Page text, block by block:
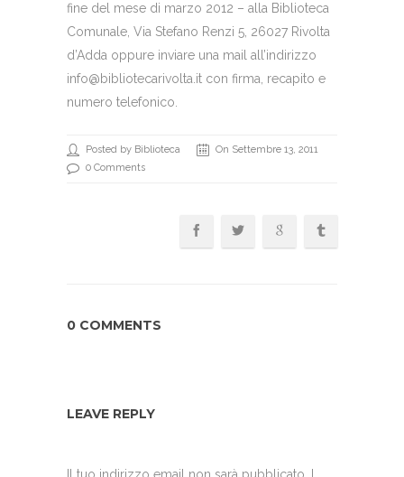
fine del mese di marzo 2012 – alla Biblioteca
Comunale, Via Stefano Renzi 5, 26027 Rivolta
d’Adda oppure inviare una mail all’indirizzo
info@bibliotecarivolta.it con firma, recapito e
numero telefonico.
Posted by Biblioteca
On Settembre 13, 2011
0 Comments
0 COMMENTS
LEAVE REPLY